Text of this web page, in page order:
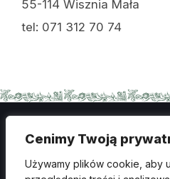
Cenimy Twoją
Używamy plików cookie, aby
55-114 Wisznia Mała
tel: 071 312 70 74
Polityka